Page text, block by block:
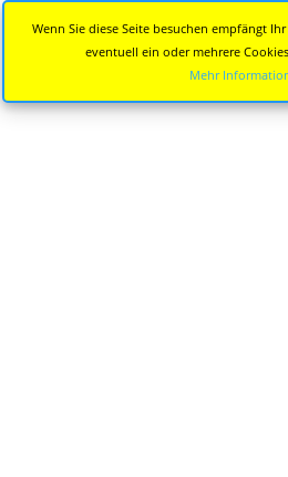
Wenn Sie diese Seite besuchen empfängt
eventuell ein oder mehrere
Mehr